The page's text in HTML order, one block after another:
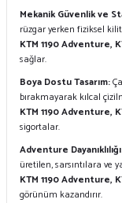
Mekanik Güvenlik ve
rüzgar yerken fiziksel
KTM 1190 Adventure,
sağlar.
Boya Dostu Tasarım:
bırakmayarak kılcal
KTM 1190 Adventure,
sigortalar.
Adventure
üretilen, sarsıntılara ve
KTM 1190 Adventure,
görünüm kazandırır.